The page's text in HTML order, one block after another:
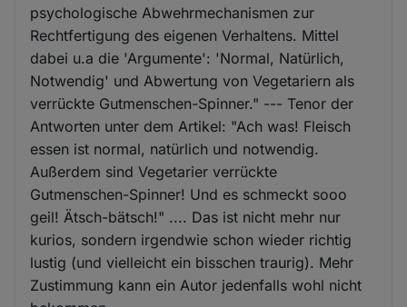
psychologische Abwehrmechanismen zur
Rechtfertigung des eigenen Verhaltens. Mittel
dabei u.a die 'Argumente': 'Normal, Natürlich,
Notwendig' und Abwertung von Vegetariern als
verrückte Gutmenschen-Spinner." --- Tenor der
Antworten unter dem Artikel: "Ach was! Fleisch
essen ist normal, natürlich und notwendig.
Außerdem sind Vegetarier verrückte
Gutmenschen-Spinner! Und es schmeckt sooo
geil! Ätsch-bätsch!" .... Das ist nicht mehr nur
kurios, sondern irgendwie schon wieder richtig
lustig (und vielleicht ein bisschen traurig). Mehr
Zustimmung kann ein Autor jedenfalls wohl nicht